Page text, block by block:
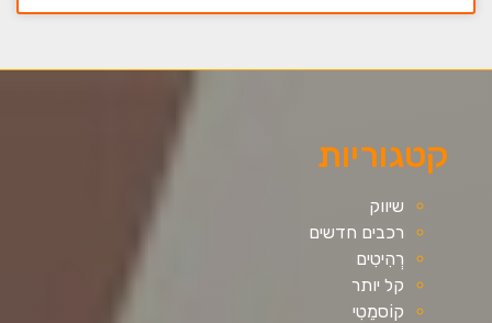
קטגוריות
שיווק
רכבים חדשים
רְהִיטִים
קל יותר
קוֹסמֵטִי